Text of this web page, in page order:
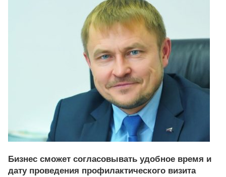
Бизнес сможет согласовывать удобное время и
дату проведения профилактического визита